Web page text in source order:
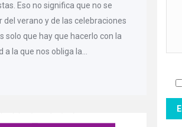
Eso no significa que no se
verano y de las celebraciones
solo que hay que hacerlo con la
la que nos obliga la…